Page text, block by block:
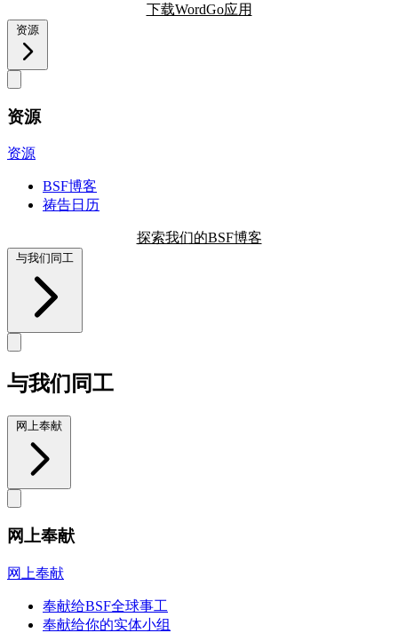
下载WordGo应用
资源
资源
资源
BSF博客
祷告日历
探索我们的BSF博客
与我们同工
与我们同工
网上奉献
网上奉献
网上奉献
奉献给BSF全球事工
奉献给你的实体小组